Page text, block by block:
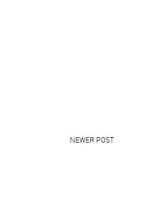
NEWER POST